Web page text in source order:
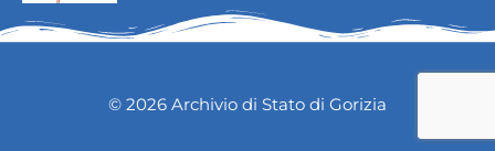
© 2026 Archivio di Stato di Gorizia